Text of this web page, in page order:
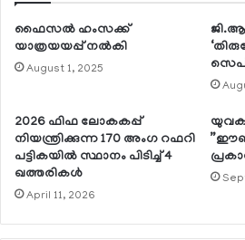
ഫൈസല്‍ ഹംസക്ക്
യാത്രയയപ്പ് നല്‍കി
August 1, 2025
2026 ഫിഫ ലോകകപ്പ്
നിയന്ത്രിക്കുന്ന 170 അംഗ റഫറി
പട്ടികയില്‍ സ്ഥാനം പിടിച്ച് 4
ഖത്തരികള്‍
April 11, 2026